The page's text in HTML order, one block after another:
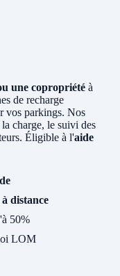
une copropriété à
de recharge
vos parkings. Nos
charge, le suivi des
Éligible à l'aide
distance
50%
LOM